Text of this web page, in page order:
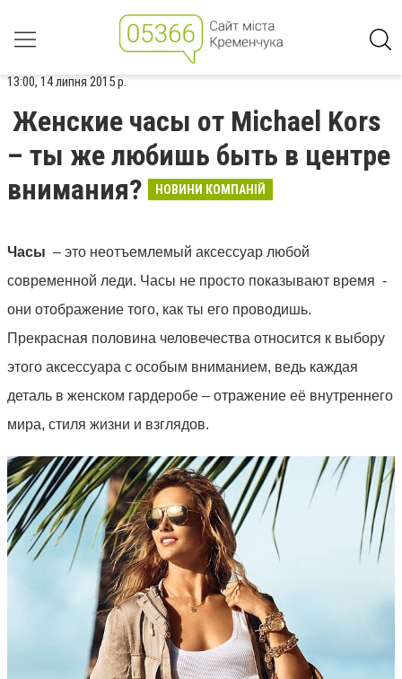
13:00, 14 липня 2015 р.
Женские часы от Michael Kors
– ты же любишь быть в центре
внимания?
НОВИНИ КОМПАНІЙ
Часы – это неотъемлемый аксессуар любой
современной леди. Часы не просто показывают время -
они отображение того, как ты его проводишь.
Прекрасная половина человечества относится к выбору
этого аксессуара с особым вниманием, ведь каждая
деталь в женском гардеробе – отражение её внутреннего
мира, стиля жизни и взглядов.